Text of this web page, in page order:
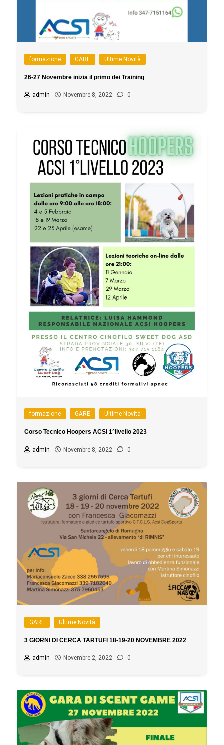
formazione GARE Ultime Novità
26-27 Novembre inizia il primo dei Training
admin Novembre 8, 2022 0
formazione GARE Ultime Novità
Corso Tecnico Hoopers ACSI 1°livello 2023
admin Novembre 8, 2022 0
GARE Ultime Novità
3 GIORNI DI CERCA TARTUFI 18-19-20 NOVEMBRE 2022
admin Novembre 2, 2022 0